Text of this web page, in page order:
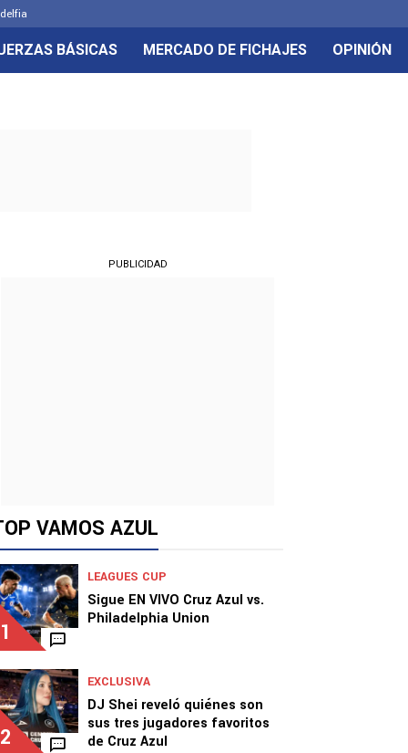
BÁSICAS MERCADO DE FICHAJES OPINIÓN
PUBLICIDAD
VAMOS AZUL
1
LEAGUES CUP
Sigue EN VIVO Cruz Azul vs.
Philadelphia Union
2
EXCLUSIVA
DJ Shei reveló quiénes son
sus tres jugadores favoritos
de Cruz Azul